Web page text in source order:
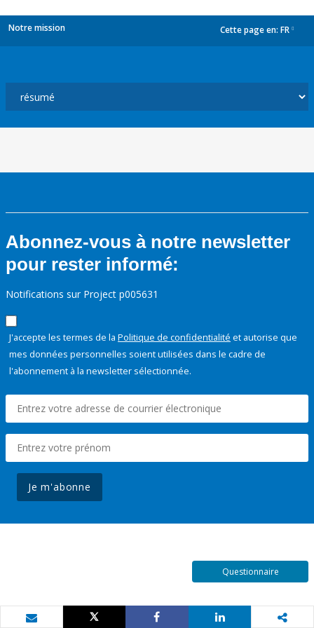
Notre mission Cette page en: FR
Abonnez-vous à notre newsletter
pour rester informé:
Notifications sur Project p005631
J'accepte les termes de la Politique de confidentialité et autorise que
mes données personnelles soient utilisées dans le cadre de
l'abonnement à la newsletter sélectionnée.
Je m'abonne
Questionnaire